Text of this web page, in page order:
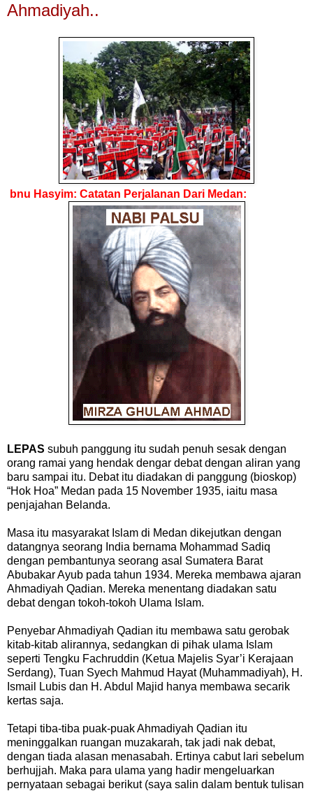
Ahmadiyah..
bnu Hasyim: Catatan Perjalanan Dari Medan:
LEPAS subuh panggung itu sudah penuh sesak dengan
orang ramai yang hendak dengar debat dengan aliran yang
baru sampai itu. Debat itu diadakan di panggung (bioskop)
“Hok Hoa” Medan pada 15 November 1935, iaitu masa
penjajahan Belanda.
Masa itu masyarakat Islam di Medan dikejutkan dengan
datangnya seorang India bernama Mohammad Sadiq
dengan pembantunya seorang asal Sumatera Barat
Abubakar Ayub pada tahun 1934. Mereka membawa ajaran
Ahmadiyah Qadian. Mereka menentang diadakan satu
debat dengan tokoh-tokoh Ulama Islam.
Penyebar Ahmadiyah Qadian itu membawa satu gerobak
kitab-kitab alirannya, sedangkan di pihak ulama Islam
seperti Tengku Fachruddin (Ketua Majelis Syar’i Kerajaan
Serdang), Tuan Syech Mahmud Hayat (Muhammadiyah), H.
Ismail Lubis dan H. Abdul Majid hanya membawa secarik
kertas saja.
Tetapi tiba-tiba puak-puak Ahmadiyah Qadian itu
meninggalkan ruangan muzakarah, tak jadi nak debat,
dengan tiada alasan menasabah. Ertinya cabut lari sebelum
berhujjah. Maka para ulama yang hadir mengeluarkan
pernyataan sebagai berikut (saya salin dalam bentuk tulisan